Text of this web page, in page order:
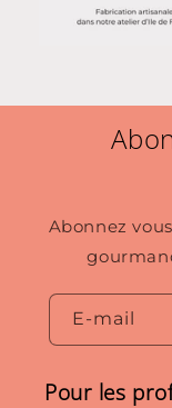
Abonnez
E-mail
Pour les